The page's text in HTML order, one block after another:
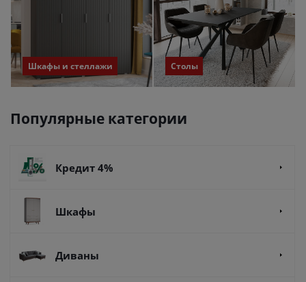
Шкафы и стеллажи Столы
Популярные категории
Кредит 4%
Шкафы
Диваны